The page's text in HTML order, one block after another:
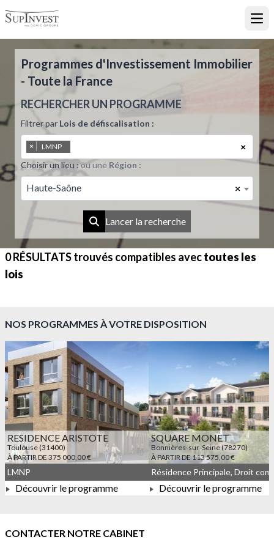
Programmes d'Investissement Immobilier
- Toute la France
RECHERCHER UN PROGRAMME
Filtrer par Lois de défiscalisation :
×
× LMNP
Choisir un lieu :ou une Région :
×
Haute-Saône
Lancer la recherche
0 RÉSULTATStrouvés compatibles avectoutes les
lois
NOS PROGRAMMES À VOTRE DISPOSITION
RESIDENCE ARISTOTE
Toulouse (31400)
À PARTIR DE 375 000,00 €
À PARTIR DE 375 000,00 €
LMNP
Découvrir le programme
SQUARE MONET
Bonnières-sur-Seine (78270)
À PARTIR DE 113 575,00 €
Découvrir le programme
CONTACTER NOTRE CABINET